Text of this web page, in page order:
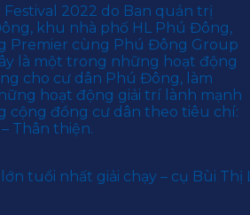
2022 do Ban quản trị
khu nhà phố HL Phú Đông,
Premier cùng Phú Đông Group
là một trong những hoạt động
cho cư dân Phú Đông, làm
hoạt động giải trí lành mạnh
cộng đồng cư dân theo tiêu chí:
Thân thiện.
tuổi nhất giải chạy – cụ Bùi